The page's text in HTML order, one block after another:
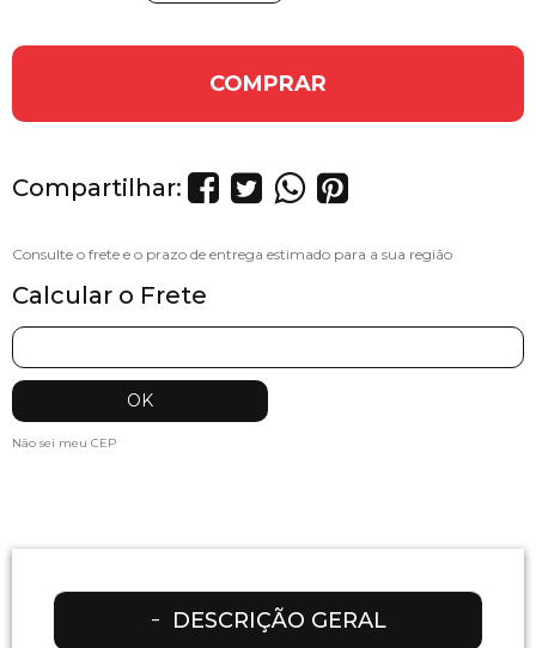
COMPRAR
Compartilhar:
Calcular o Frete
Não sei meu CEP
DESCRIÇÃO GERAL